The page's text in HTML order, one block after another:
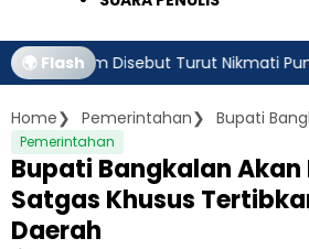
🌍 Flash
Disebut Turut Nikmati Pungli Izin
Home Pemerintahan
Pemerintahan
Bupati Bangkalan Akan
Satgas Khusus
Daerah